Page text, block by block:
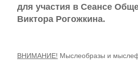
для участия в Сеансе
Виктора Рогожкина.
ВНИМАНИЕ! Мыслеобразы и